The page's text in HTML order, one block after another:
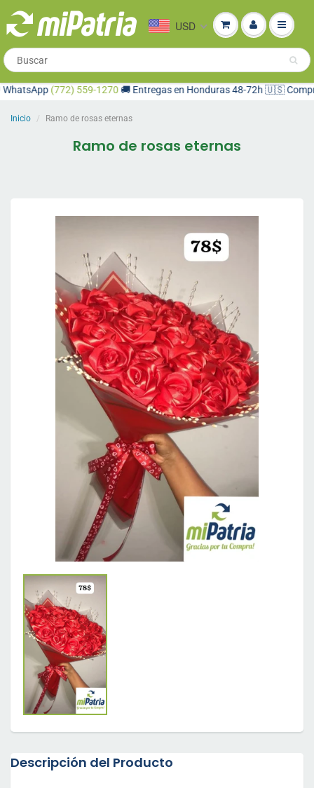
USD
(772) 559-1270🚚 Entregas en Honduras 48-72h 🇺🇸 Compra
Inicio Ramo de rosas eternas
Ramo de rosas eternas
Descripción del Producto